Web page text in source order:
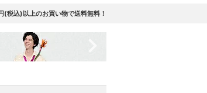
(税込)以上のお買い物で送料無料！